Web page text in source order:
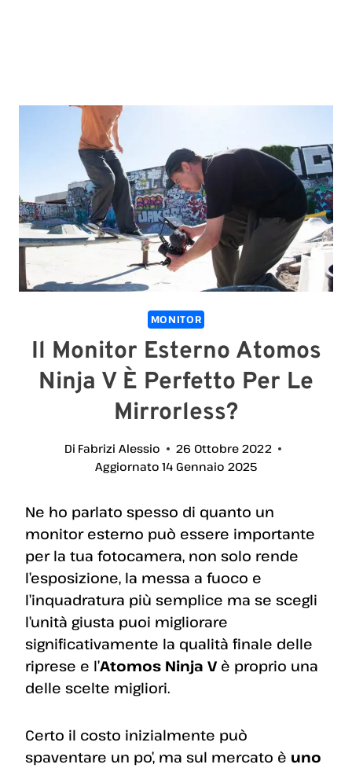
MONITOR
Il Monitor Esterno Atomos
Ninja V È Perfetto Per Le
Mirrorless?
Di Fabrizi Alessio
26 Ottobre 2022
Aggiornato 14 Gennaio 2025
Ne ho parlato spesso di quanto un
monitor esterno può essere importante
per la tua fotocamera, non solo rende
l’esposizione, la messa a fuoco e
l’inquadratura più semplice ma se scegli
l’unità giusta puoi migliorare
significativamente la qualità finale delle
riprese e l’Atomos Ninja V è proprio una
delle scelte migliori.
Certo il costo inizialmente può
spaventare un po’, ma sul mercato è uno